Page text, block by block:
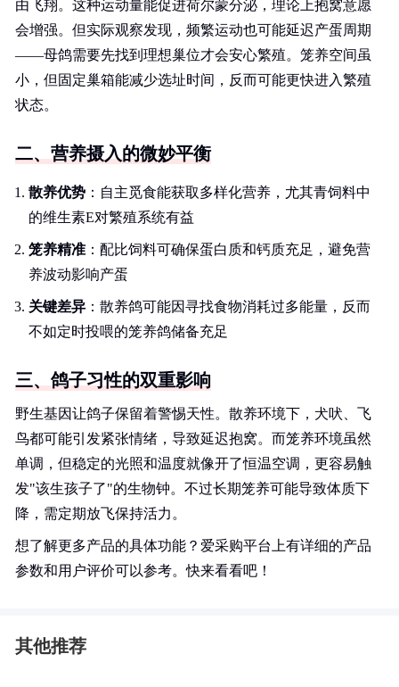
由飞翔。这种运动量能促进荷尔蒙分泌，理论上抱窝意愿
会增强。但实际观察发现，频繁运动也可能延迟产蛋周期
——母鸽需要先找到理想巢位才会安心繁殖。笼养空间虽
小，但固定巢箱能减少选址时间，反而可能更快进入繁殖
状态。
二、营养摄入的微妙平衡
散养优势 ：自主觅食能获取多样化营养，尤其青饲料中
的维生素E对繁殖系统有益
笼养精准 ：配比饲料可确保蛋白质和钙质充足，避免营
养波动影响产蛋
关键差异 ：散养鸽可能因寻找食物消耗过多能量，反而
不如定时投喂的笼养鸽储备充足
三、鸽子习性的双重影响
野生基因让鸽子保留着警惕天性。散养环境下，犬吠、飞
鸟都可能引发紧张情绪，导致延迟抱窝。而笼养环境虽然
单调，但稳定的光照和温度就像开了恒温空调，更容易触
发"该生孩子了"的生物钟。不过长期笼养可能导致体质下
降，需定期放飞保持活力。
想了解更多产品的具体功能？爱采购平台上有详细的产品
参数和用户评价可以参考。快来看看吧！
其他推荐